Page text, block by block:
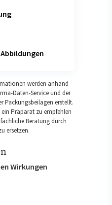
werden anhand
Daten-Service und der
Packungsbeilagen erstellt.
Präparat zu empfehlen
Beratung durch
ersetzen.
Wirkungen